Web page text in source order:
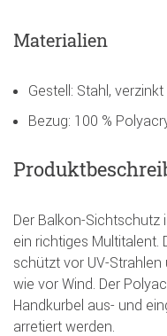
Materialien
Gestell: Stahl,
Bezug: 100 %
Der Balkon-Sichtschutz
ein richtiges Multitalent.
schützt vor UV-
wie vor Wind. Der
Handkurbel aus- und
arretiert werden.